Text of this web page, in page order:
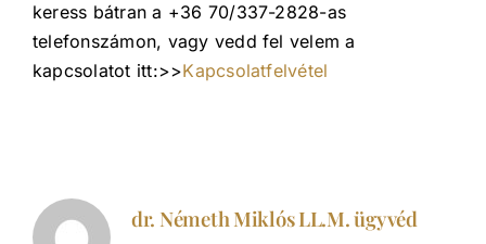
keress bátran a +36 70/337-2828-as
telefonszámon, vagy vedd fel velem a
kapcsolatot itt:>>Kapcsolatfelvétel
dr. Németh Miklós LL.M. ügyvéd